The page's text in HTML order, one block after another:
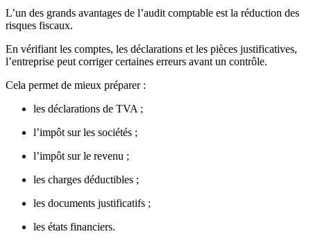
L’un des grands avantages de l’audit comptable est la réduction des
risques fiscaux.
En vérifiant les comptes, les déclarations et les pièces justificatives,
l’entreprise peut corriger certaines erreurs avant un contrôle.
Cela permet de mieux préparer :
les déclarations de TVA ;
l’impôt sur les sociétés ;
l’impôt sur le revenu ;
les charges déductibles ;
les documents justificatifs ;
les états financiers.